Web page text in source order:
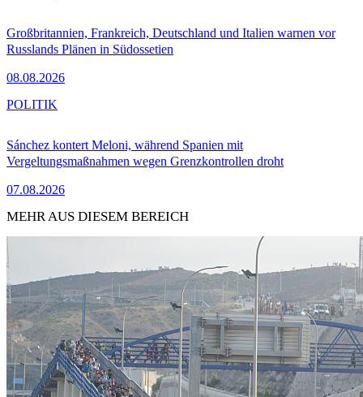
Großbritannien, Frankreich, Deutschland und Italien warnen vor
Russlands Plänen in Südossetien
08.08.2026
Sánchez kontert Meloni, während Spanien mit
Vergeltungsmaßnahmen wegen Grenzkontrollen droht
07.08.2026
POLITIK
MEHR AUS DIESEM BEREICH